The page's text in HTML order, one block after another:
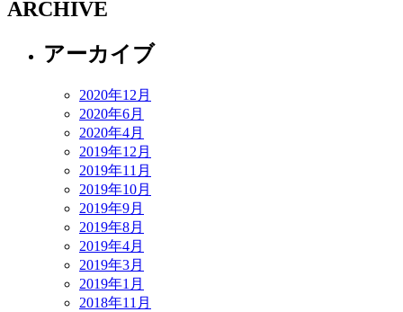
ARCHIVE
アーカイブ
2020年12月
2020年6月
2020年4月
2019年12月
2019年11月
2019年10月
2019年9月
2019年8月
2019年4月
2019年3月
2019年1月
2018年11月